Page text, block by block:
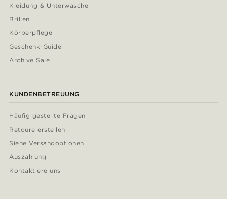
Kleidung & Unterwäsche
Brillen
Körperpflege
Geschenk-Guide
Archive Sale
KUNDENBETREUUNG
Häufig gestellte Fragen
Retoure erstellen
Siehe Versandoptionen
Auszahlung
Kontaktiere uns